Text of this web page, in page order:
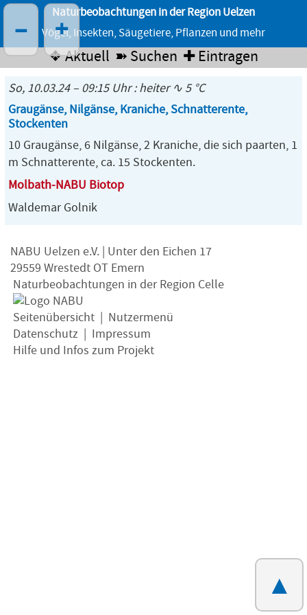
Naturbeobachtungen in der Region Uelzen
Vögel, Insekten, Säugetiere, Pflanzen und mehr
❖ Aktuell ➽ Suchen ✚ Eintragen
So, 10.03.24 – 09:15 Uhr : heiter ∿ 5 °C
Graugänse, Nilgänse, Kraniche, Schnatterente,
Stockenten
10 Graugänse, 6 Nilgänse, 2 Kraniche, die sich paarten, 1
m Schnatterente, ca. 15 Stockenten.
Molbath-NABU Biotop
Waldemar Golnik
NABU Uelzen e.V. | Unter den Eichen 17
29559 Wrestedt OT Emern
Naturbeobachtungen in der Region Celle
Seitenübersicht
Nutzermenü
Datenschutz
Impressum
Hilfe und Infos zum Projekt
▲
– +